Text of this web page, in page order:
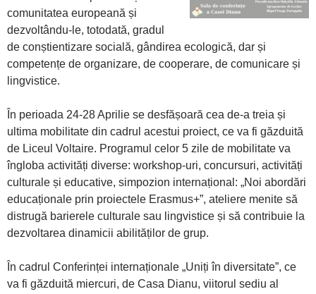
comunitatea europeană și
dezvoltându-le, totodată, gradul
de conștientizare socială, gândirea ecologică, dar și
competențe de organizare, de cooperare, de comunicare și
lingvistice.
În perioada 24-28 Aprilie se desfășoară cea de-a treia și
ultima mobilitate din cadrul acestui proiect, ce va fi găzduită
de Liceul Voltaire. Programul celor 5 zile de mobilitate va
îngloba activități diverse: workshop-uri, concursuri, activități
culturale și educative, simpozion internațional: „Noi abordări
educaționale prin proiectele Erasmus+”, ateliere menite să
distrugă barierele culturale sau lingvistice și să contribuie la
dezvoltarea dinamicii abilităților de grup.
În cadrul Conferinței internaționale „Uniți în diversitate”, ce
va fi găzduită miercuri, de Casa Dianu, viitorul sediu al